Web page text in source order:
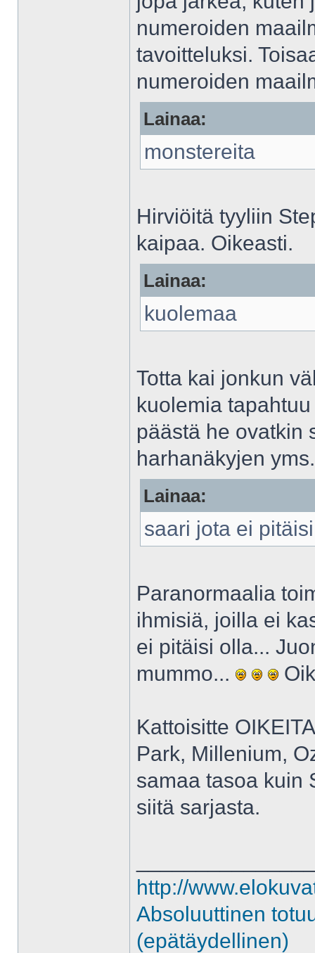
numeroiden
tavoitteluksi.
numeroiden
Lainaa:
monstereita
Hirviöitä tyyliin
kaipaa. Oikeasti.
Lainaa:
kuolemaa
Totta kai jonkun
kuolemia
päästä he ovatkin
harhanäkyjen
Lainaa:
saari jota ei
Paranormaalia
ihmisiä, joilla ei
ei pitäisi olla...
mummo...
Kattoisitte
Park, Millenium,
samaa tasoa kuin
siitä sarjasta.
http://
Absoluuttinen
(epätäydellinen)